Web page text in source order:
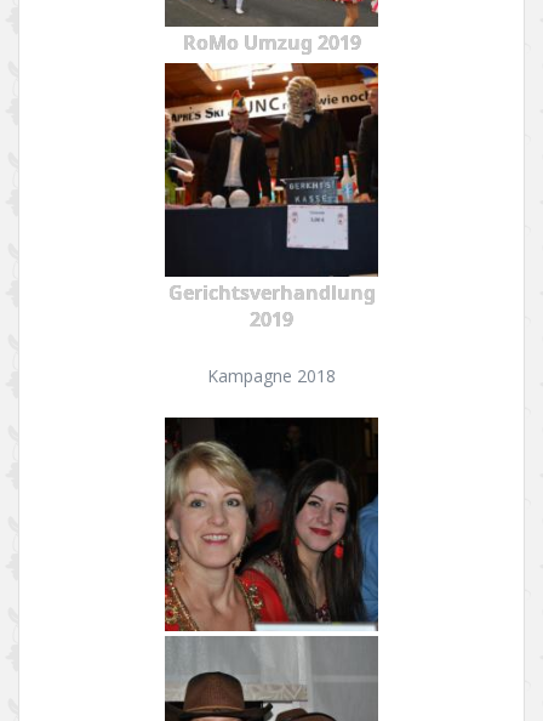
RoMo Umzug 2019
Gerichtsverhandlung
2019
Kampagne 2018